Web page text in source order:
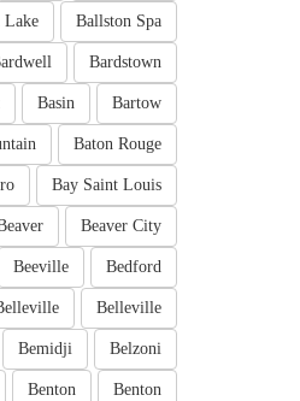
Ballston Spa
Lake
Bardstown
Bartow
Basin
Baton Rouge
Bay Saint Louis
Beaver City
Bedford
Beeville
Belleville
Belzoni
Bemidji
Benton
Benton